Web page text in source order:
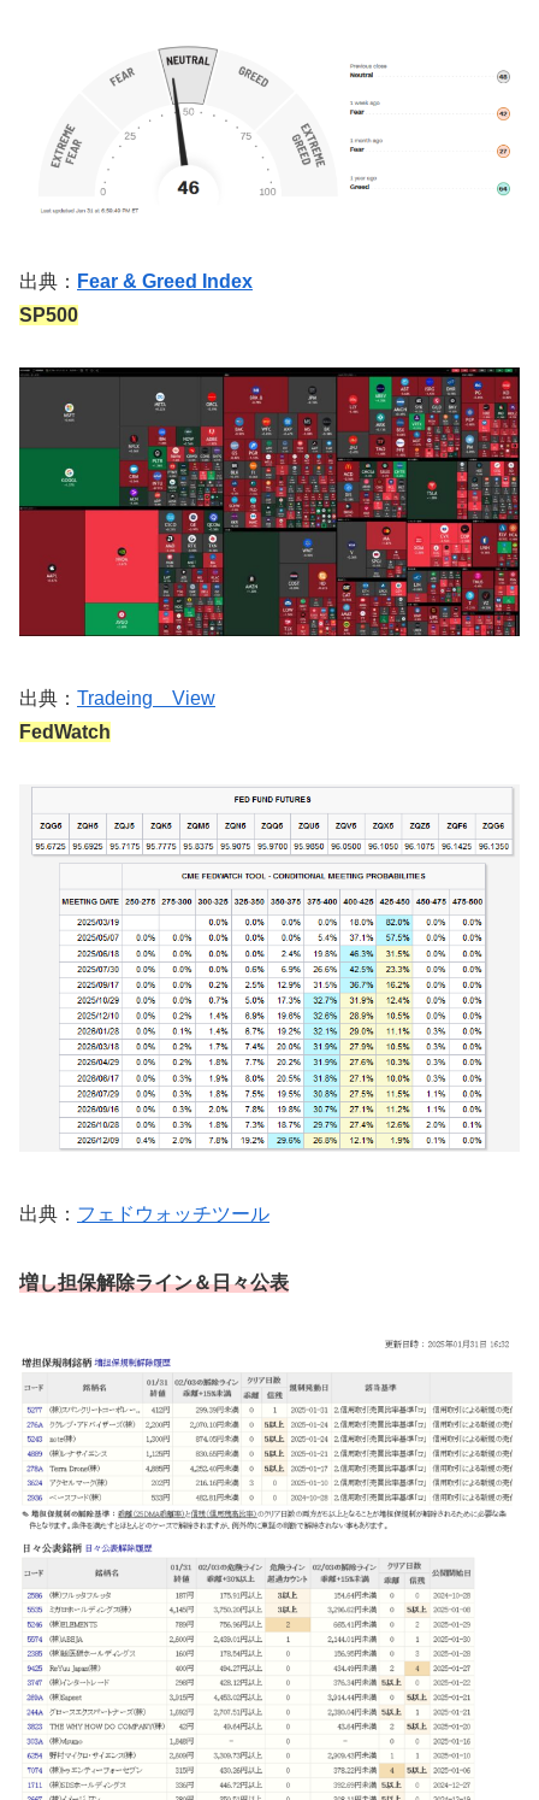
出典： Fear & Greed Index
SP500
出典： Tradeing View
FedWatch
出典： フェドウォッチツール
増し担保解除ライン＆日々公表